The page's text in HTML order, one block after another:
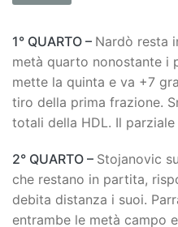
1° QUARTO – Nardò resta
metà quarto nonostante i
mette la quinta e va +7
tiro della prima frazione.
totali della HDL. Il
2° QUARTO – Stojanovic
che restano in partita,
debita distanza i suoi.
entrambe le metà campo